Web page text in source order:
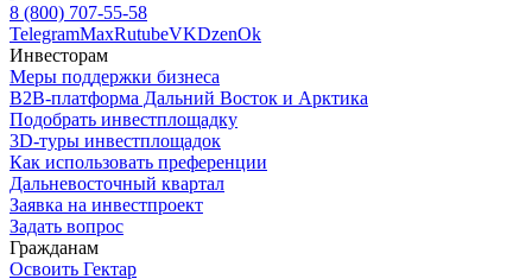
8 (800) 707-55-58
TelegramMaxRutubeVKDzenOk
Инвесторам
Меры поддержки бизнеса
B2B-платформа Дальний Восток и Арктика
Подобрать инвестплощадку
3D-туры инвестплощадок
Как использовать преференции
Дальневосточный квартал
Заявка на инвестпроект
Задать вопрос
Гражданам
Освоить Гектар